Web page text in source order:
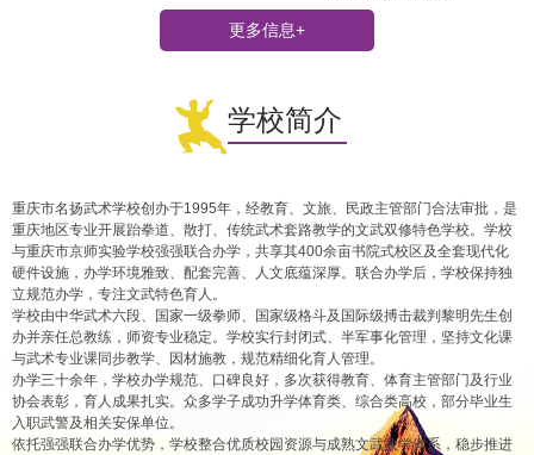
更多信息+
学校简介
重庆市名扬武术学校创办于1995年，经教育、文旅、民政主管部门合法审批，是
重庆地区专业开展跆拳道、散打、传统武术套路教学的文武双修特色学校。学校
与重庆市京师实验学校强强联合办学，共享其400余亩书院式校区及全套现代化
硬件设施，办学环境雅致、配套完善、人文底蕴深厚。联合办学后，学校保持独
立规范办学，专注文武特色育人。
学校由中华武术六段、国家一级拳师、国家级格斗及国际级搏击裁判黎明先生创
办并亲任总教练，师资专业稳定。学校实行封闭式、半军事化管理，坚持文化课
与武术专业课同步教学、因材施教，规范精细化育人管理。
办学三十余年，学校办学规范、口碑良好，多次获得教育、体育主管部门及行业
协会表彰，育人成果扎实。众多学子成功升学体育类、综合类高校，部分毕业生
入职武警及相关安保单位。
依托强强联合办学优势，学校整合优质校园资源与成熟文武教学体系，稳步推进